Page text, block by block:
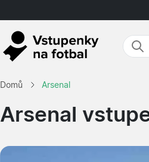
Domů Arsenal
Arsenal